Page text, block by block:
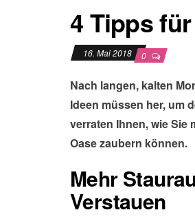
4 Tipps
16. Mai 2018 0
Nach langen, kalten
Ideen müssen her, um
verraten Ihnen, wie Sie
Oase zaubern können.
Mehr
Verstauen